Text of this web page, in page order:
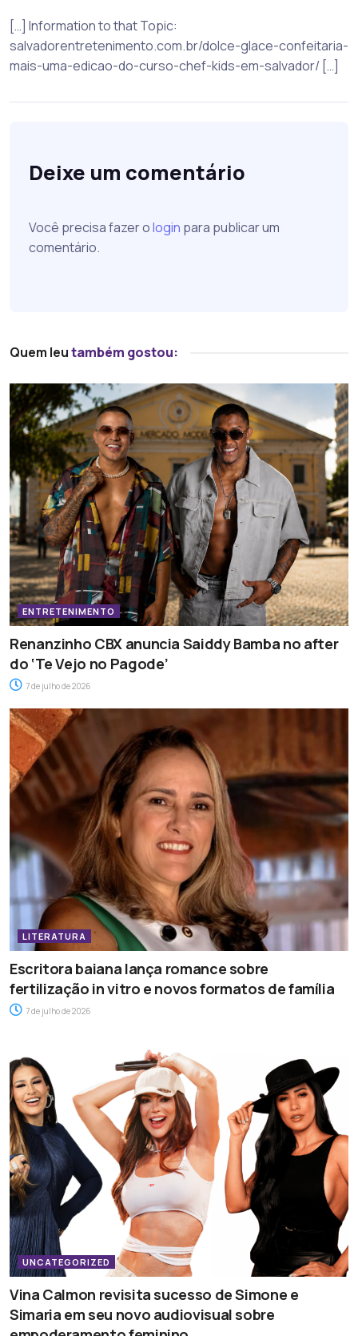
[…] Information to that Topic:
salvadorentretenimento.com.br/dolce-glace-confeitaria-
mais-uma-edicao-do-curso-chef-kids-em-salvador/ […]
Deixe um comentário
Você precisa fazer ologin para publicar um
comentário.
Quem leutambém gostou:
ENTRETENIMENTO
Renanzinho CBX anuncia Saiddy Bamba no after
do ‘Te Vejo no Pagode’
7 de julho de 2026
LITERATURA
Escritora baiana lança romance sobre
fertilização in vitro e novos formatos de família
7 de julho de 2026
UNCATEGORIZED
Vina Calmon revisita sucesso de Simone e
Simaria em seu novo audiovisual sobre